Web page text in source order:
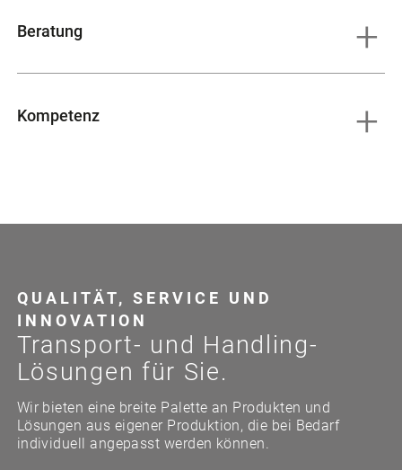
Beratung
Kompetenz
QUALITÄT, SERVICE UND
INNOVATION
Transport- und Handling-
Lösungen für Sie.
Wir bieten eine breite Palette an Produkten und
Lösungen aus eigener Produktion, die bei Bedarf
individuell angepasst werden können.